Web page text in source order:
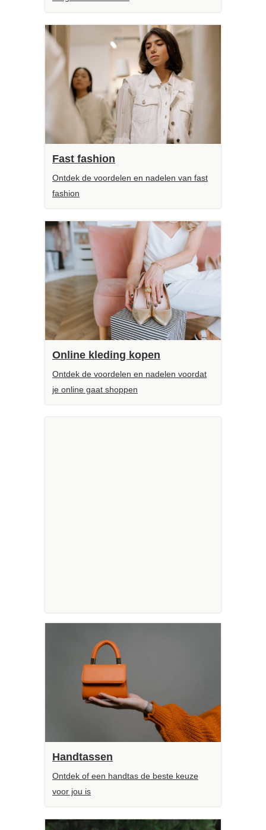
Fast fashion
Ontdek de voordelen en nadelen van fast
fashion
Online kleding kopen
Ontdek de voordelen en nadelen voordat
je online gaat shoppen
Handtassen
Ontdek of een handtas de beste keuze
voor jou is